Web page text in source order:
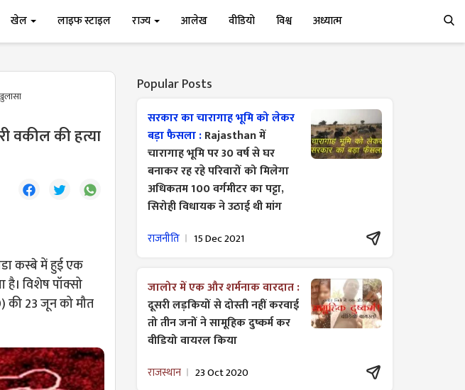
खेल लाइफ स्टाइल राज्य आलेख वीडियो विश्व अध्यात्म
वकील की हत्या
कस्बे में हुई एक
विशेष पॉक्सो
की 23 जून को मौत
Popular Posts
सरकार का चारागाह भूमि को लेकर
बड़ा फैसला :Rajasthan में
चारागाह भूमि पर 30 वर्ष से घर
बनाकर रह रहे परिवारों को मिलेगा
अधिकतम 100 वर्गमीटर का पट्टा,
सिरोही विधायक ने उठाई थी मांग
राजनीति 15 Dec 2021
जालोर में एक और शर्मनाक वारदात :
दूसरी लड़कियों से दोस्ती नहीं करवाई
तो तीन जनों ने सामूहिक दुष्कर्म कर
वीडियो वायरल किया
राजस्थान 23 Oct 2020